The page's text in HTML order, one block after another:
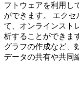
フトウェアを利用し
ができます。 エク
て、オンラインスト
析することができま
グラフの作成など、
データの共有や共同